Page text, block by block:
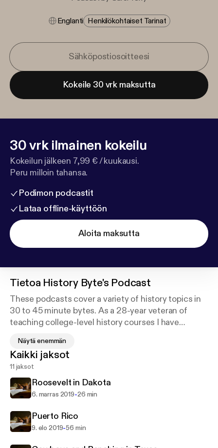
Englanti Henkilökohtaiset Tarinat
Kokeile 30 vrk maksutta
30 vrk ilmainen kokeilu
Kokeilun jälkeen 7,99 € / kuukausi.
Peru milloin tahansa.
Podimon podcastit
Lataa offline-käyttöön
Aloita maksutta
Tietoa History Byte's Podcast
These podcasts cover a variety of history topics in
30 to 45 minute bytes. As a 28-year veteran of
teaching college-level history courses I have
information on a number of topics, Some of those
come from my children, grandchildren, and great-
grandchildren, as well as from students. In
attempting to enter the 22nd century, I am turning
to the new (to me) mediums of communication.
to provide the requested information. I also have a
YouTube channel where I offer maps, images, and
Näytä enemmän
Kaikki jaksot
11 jaksot
Roosevelt in Dakota
6. marras 2019-26 min
Puerto Rico
9. elo 2019-56 min